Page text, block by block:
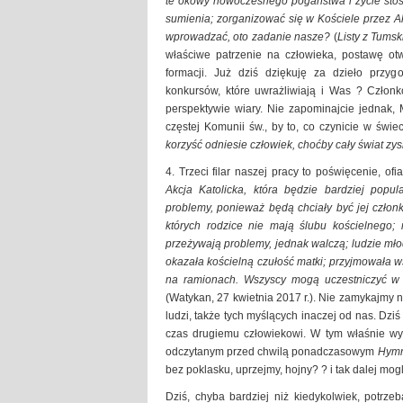
sumienia; zorganizować się w Kościele przez
wprowadzać, oto zadanie nasze? (Listy z
właściwe patrzenie na człowieka, postawę
formacji. Już dziś dziękuję za dzieło
konkursów, które uwrażliwiają i Was ?
perspektywie wiary. Nie zapominajcie
częstej Komunii św., by to, co czynicie w
korzyść odniesie człowiek, choćby cały świat
4. Trzeci filar naszej pracy to poświęcenie,
Akcja Katolicka, która będzie bardziej
problemy, ponieważ będą chciały być jej
których rodzice nie mają ślubu kościelnego;
przeżywają problemy, jednak walczą; ludzie
okazała kościelną czułość matki; przyjmowała
na ramionach. Wszyscy mogą uczestniczyć
(Watykan, 27 kwietnia 2017 r.). Nie zamykajmy
ludzi, także tych myślących inaczej od nas.
czas drugiemu człowiekowi. W tym właśnie
odczytanym przed chwilą ponadczasowym
bez poklasku, uprzejmy, hojny? ? i tak dalej
Dziś, chyba bardziej niż kiedykolwiek,